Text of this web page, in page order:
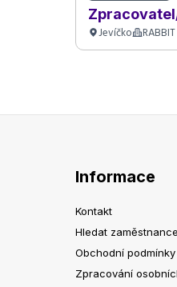
Jevíčko
Informace
Kontakt
Hledat zaměstnance
Obchodní podmínky
Zpracování